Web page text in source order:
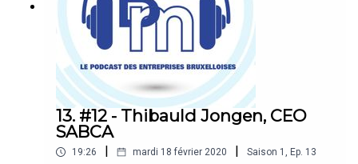
13. #12 - Thibauld Jongen, CEO
SABCA
19:26 | mardi 18 février 2020 | Saison 1 , Ep. 13